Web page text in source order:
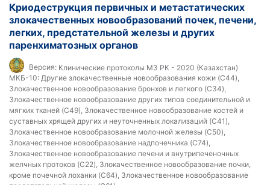
Криодеструкция первичных и метастатических
злокачественных новообразований почек, печени,
легких, предстательной железы и других
паренхиматозных органов
Версия: Клинические протоколы МЗ РК - 2020 (Казахстан)
МКБ-10: Другие злокачественные новообразования кожи (C44),
Злокачественное новообразование бронхов и легкого (C34),
Злокачественное новообразование других типов соединительной и
мягких тканей (C49), Злокачественное новообразование костей и
суставных хрящей других и неуточненных локализаций (C41),
Злокачественное новообразование молочной железы (C50),
Злокачественное новообразование надпочечника (C74),
Злокачественное новообразование печени и внутрипеченочных
желчных протоков (C22), Злокачественное новообразование почки,
кроме почечной лоханки (C64), Злокачественное новообразование